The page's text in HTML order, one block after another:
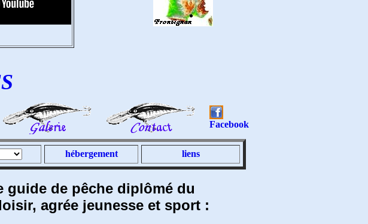
Facebook
hébergement liens
guide de pêche diplômé du
agrée jeunesse et sport :